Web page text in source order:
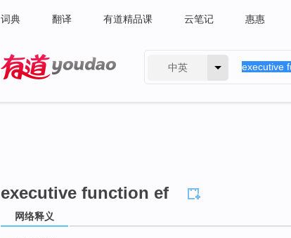
词典 翻译 有道精品课 云笔记 惠惠
中英
executive function ef
网络释义